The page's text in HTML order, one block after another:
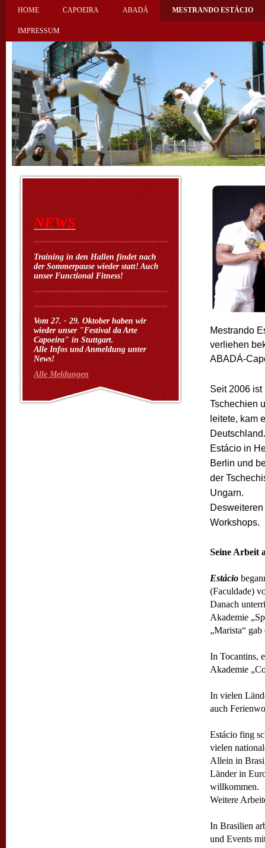
HOME CAPOEIRA ABADÁ MESTRANDO ESTÁCIO
IMPRESSUM
NEWS
Training in den Hallen findet nach
der Sommerpause wieder statt! Auch
unser Functional Fitness!
Vom 27. - 29. Oktober haben wir
wieder unser "Festival da Arte
Capoeira" in Stuttgart.
Alle Infos und Anmeldung unter
News!
Alle Meldungen
Mestrando
verliehen
ABADÁ-
Seit 2006
Tschechien
leitete, kam
Estácio in
Berlin und
der
Ungarn.
Workshops.
Seine Arbeit
Estácio
(Faculdade)
Danach
Akademie
„Marista“
In Tocantins,
Akademie
In vielen
auch
Estácio fing
vielen
Allein in
Länder in
willkommen.
Weitere
In Brasilien
und Events